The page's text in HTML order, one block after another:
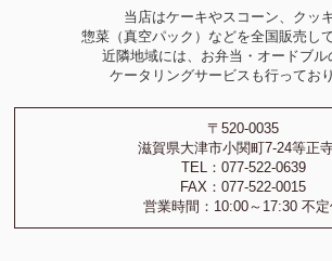
当店はケーキやスコーン、クッキ
惣菜（真空パック）などを全国販売し
近隣地域には、お弁当・オードブル
ケータリングサービスも行っており
〒520-0035
滋賀県大津市小関町7-24等正
TEL：077-522-0639
FAX：077-522-0015
営業時間：10:00～17:30 不定